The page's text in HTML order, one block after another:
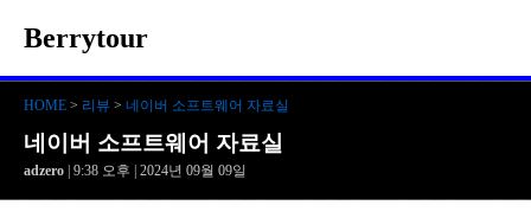
Berrytour
HOME > 리뷰 > 네이버 소프트웨어 자료실
네이버 소프트웨어 자료실
adzero | 9:38 오후 | 2024년 09월 09일